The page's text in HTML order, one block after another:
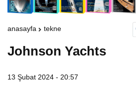
anasayfa tekne
Johnson Yachts
13 Şubat 2024 - 20:57